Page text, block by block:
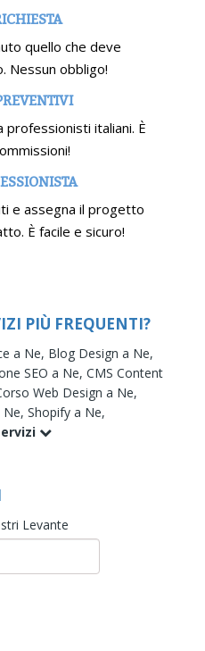
quello che deve
Nessun obbligo!
professionisti italiani. È
e assegna il progetto
È facile e sicuro!
PIÙ FREQUENTI?
a Ne, Blog Design a Ne,
SEO a Ne, CMS Content
Web Design a Ne,
Ne, Shopify a Ne,
Levante